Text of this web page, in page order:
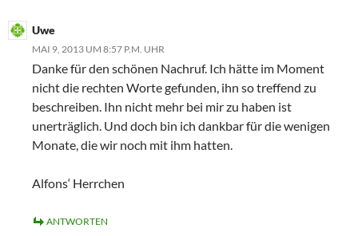
Uwe
MAI 9, 2013 UM 8:57 P.M. UHR
Danke für den schönen Nachruf. Ich hätte im Moment
nicht die rechten Worte gefunden, ihn so treffend zu
beschreiben. Ihn nicht mehr bei mir zu haben ist
unerträglich. Und doch bin ich dankbar für die wenigen
Monate, die wir noch mit ihm hatten.
Alfons‘ Herrchen
ANTWORTEN